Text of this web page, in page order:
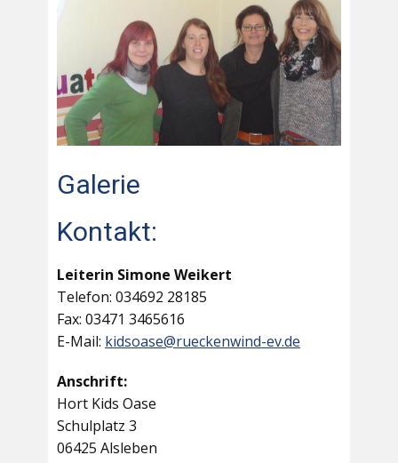
Galerie
Kontakt:
Leiterin Simone Weikert
Telefon: 034692 28185
Fax: 03471 3465616
E-Mail: kidsoase@rueckenwind-ev.de
Anschrift:
Hort Kids Oase
Schulplatz 3
06425 Alsleben